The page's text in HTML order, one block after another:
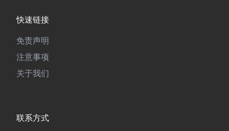
快速链接
免责声明
注意事项
关于我们
联系方式